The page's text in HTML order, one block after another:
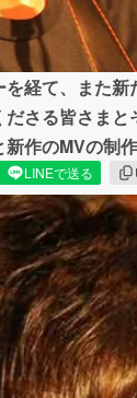
経て、また
さる皆さま
作のMVの制
LINEで送る